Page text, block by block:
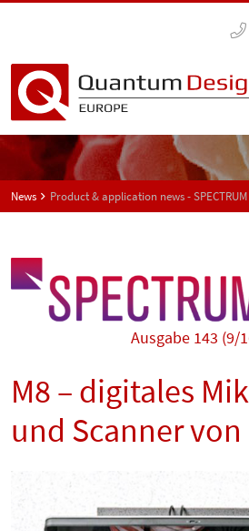
News Product & application news - SPECTRUM
Ausgabe 143 (9/
M8 – digitales
und Scanner